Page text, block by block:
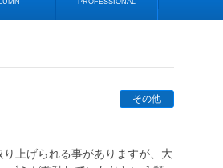
PROFESSIONAL
その他
上げられる事がありますが、大